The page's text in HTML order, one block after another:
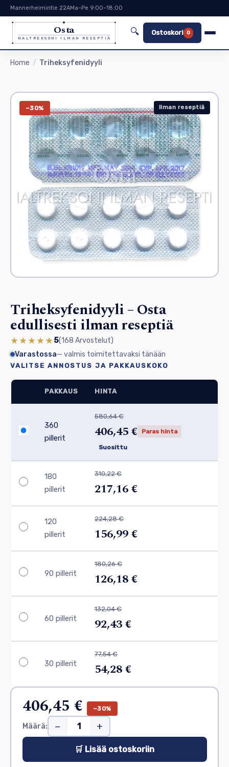
Mannerheimintie 22AMa–Pe 9:00–18:00
Osta
NALTREKSONI ILMAN RESEPTIÄ
🔍 Ostoskori 0
Home Triheksyfenidyyli
−30% Ilman reseptiä
Triheksyfenidyyli – Osta
edullisesti ilman reseptiä
★★★★★5(168 Arvostelut)
Varastossa— valmis toimitettavaksi tänään
VALITSE ANNOSTUS JA PAKKAUSKOKO
PAKKAUS HINTA
360
pillerit
580,64 €
406,45 € Paras hinta
Suosittu
180
pillerit
310,22 €
217,16 €
120
pillerit
224,28 €
156,99 €
90 pillerit
180,26 €
126,18 €
60 pillerit
132,04 €
92,43 €
30 pillerit
77,54 €
54,28 €
406,45 € −30%
Määrä: − +
🛒 Lisää ostoskoriin